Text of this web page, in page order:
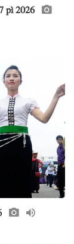
pì 2026